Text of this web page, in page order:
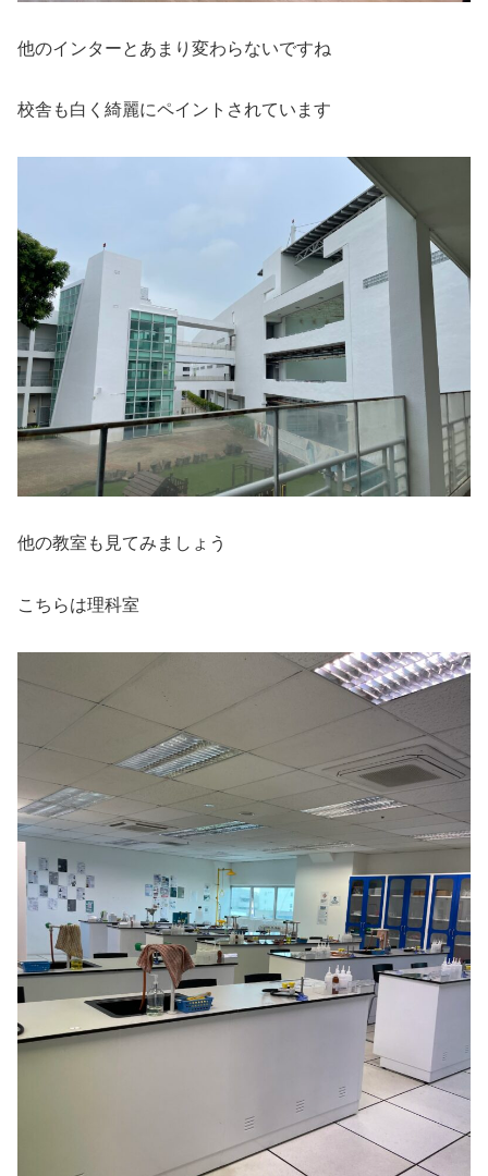
他のインターとあまり変わらないですね
校舎も白く綺麗にペイントされています
他の教室も見てみましょう
こちらは理科室